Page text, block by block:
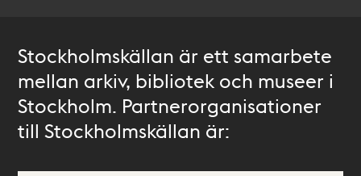
Stockholmskällan är ett samarbete
mellan arkiv, bibliotek och museer i
Stockholm. Partnerorganisationer
till Stockholmskällan är: